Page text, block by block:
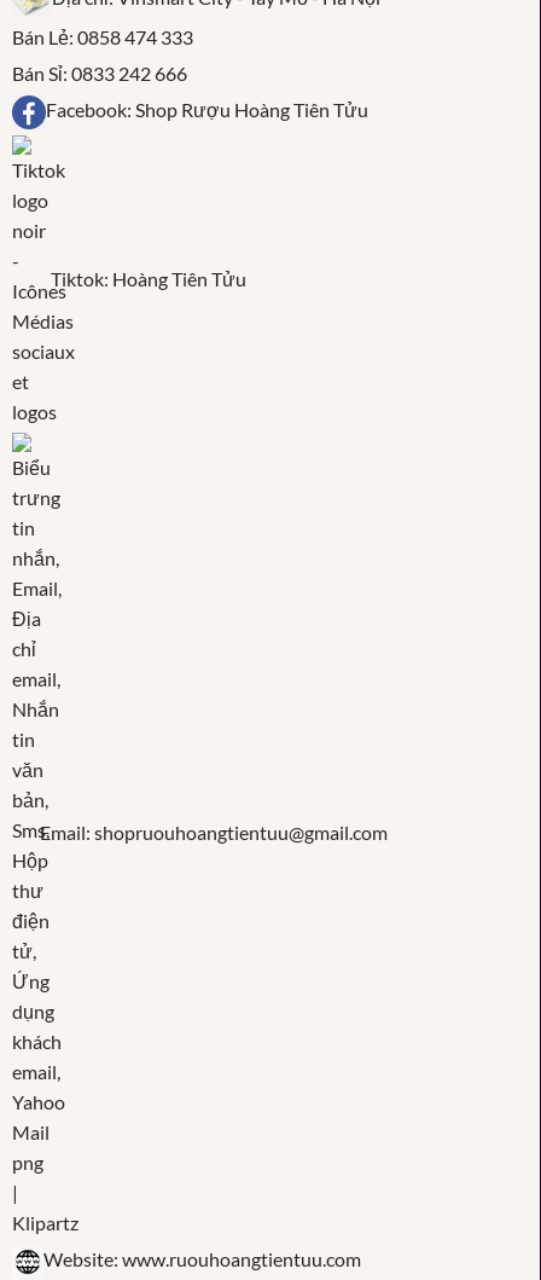
Bán Lẻ: 0858 474 333
Bán Sỉ: 0833 242 666
Facebook: Shop Rượu Hoàng Tiên Tửu
Tiktok: Hoàng Tiên Tửu
Email: shopruouhoangtientuu@gmail.com
Website: www.ruouhoangtientuu.com